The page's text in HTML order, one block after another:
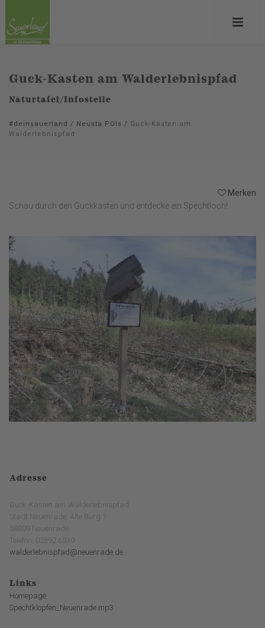
Guck-Kasten am Walderlebnispfad
Naturtafel/Infostelle
#deinsauerland / Neusta POIs / Guck-Kasten am
Walderlebnispfad
Merken
Schau durch den Guckkasten und entdecke ein Spechtloch!
Adresse
Guck-Kasten am Walderlebnispfad
Stadt Neuenrade, Alte Burg 1
58809 Neuenrade
Telefon: 02392 6930
walderlebnispfad@neuenrade.de
Links
Homepage
Spechtklopfen_Neuenrade.mp3